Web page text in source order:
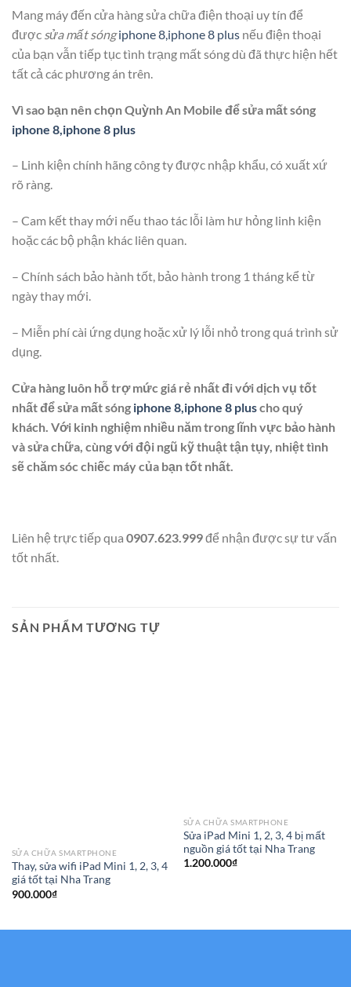
Mang máy đến cửa hàng sửa chữa điện thoại uy tín để
được sửa mất sóngiphone 8,iphone 8 plus nếu điện thoại
của bạn vẫn tiếp tục tình trạng mất sóng dù đã thực hiện hết
tất cả các phương án trên.
Vì sao bạn nên chọn Quỳnh An Mobile để sửa mất sóng
iphone 8,iphone 8 plus
– Linh kiện chính hãng công ty được nhập khẩu, có xuất xứ
rõ ràng.
– Cam kết thay mới nếu thao tác lỗi làm hư hỏng linh kiện
hoặc các bộ phận khác liên quan.
– Chính sách bảo hành tốt, bảo hành trong 1 tháng kể từ
ngày thay mới.
– Miễn phí cài ứng dụng hoặc xử lý lỗi nhỏ trong quá trình sử
dụng.
Cửa hàng luôn hỗ trợ mức giá rẻ nhất đi với dịch vụ tốt
nhất để sửa mất sóng iphone 8,iphone 8 pluscho quý
khách. Với kinh nghiệm nhiều năm trong lĩnh vực bảo hành
và sửa chữa, cùng với đội ngũ kỹ thuật tận tụy, nhiệt tình
sẽ chăm sóc chiếc máy của bạn tốt nhất.
Liên hệ trực tiếp qua 0907.623.999để nhận được sự tư vấn
tốt nhất.
SẢN PHẨM TƯƠNG TỰ
SỬA CHỮA SMARTPHONE
Thay, sửa wifi iPad Mini 1, 2, 3, 4
giá tốt tại Nha Trang
900.000₫
SỬA CHỮA SMARTPHONE
Sửa iPad Mini 1, 2, 3, 4 bị mất
nguồn giá tốt tại Nha Trang
1.200.000₫